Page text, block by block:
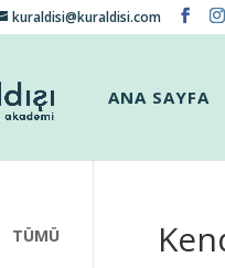
kuraldisi@kuraldisi.com
ANA SAYFA
TÜMÜ